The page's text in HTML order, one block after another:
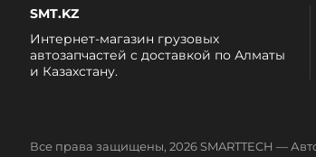
SMT.KZ
Интернет-магазин грузовых
автозапчастей c доставкой по Алматы
и Казахстану.
Все права защищены, 2026 SMARTTECH —